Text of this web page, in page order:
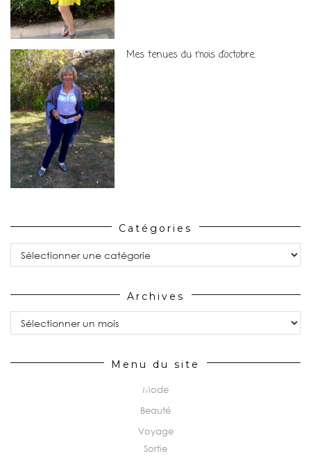
Mes tenues du mois d’octobre.
Catégories
Catégories
Archives
Archives
Menu du site
Mode
Beauté
Voyage
Sortie